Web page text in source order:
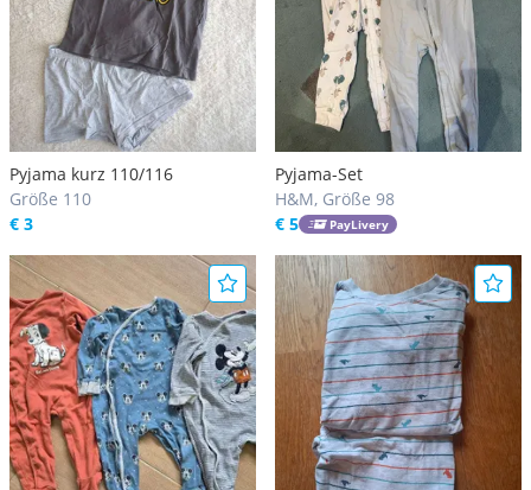
Pyjama kurz 110/116
Größe 110
€ 3
Pyjama-Set
H&M, Größe 98
€ 5
PayLivery